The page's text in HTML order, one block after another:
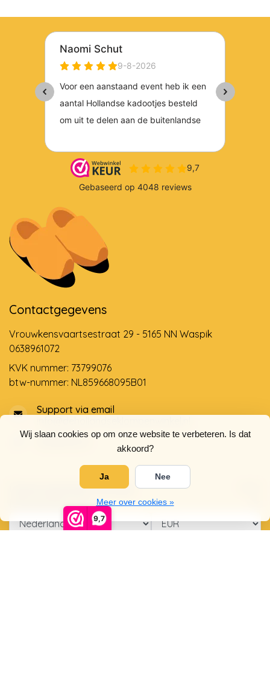
9,7
Wij slaan cookies op om onze website te verbeteren. Is dat
akkoord?
Ja Nee
Meer over cookies »
Contactgegevens
Vrouwkensvaartsestraat 29 - 5165 NN Waspik
0638961072
KVK nummer: 73799076
btw-nummer: NL859668095B01
Support via email
OpeningstijdenSocials
Klantenservice